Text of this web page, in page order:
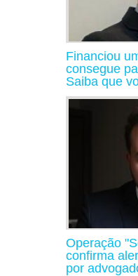
Financiou
consegue
Saiba que
Operação
confirma
por